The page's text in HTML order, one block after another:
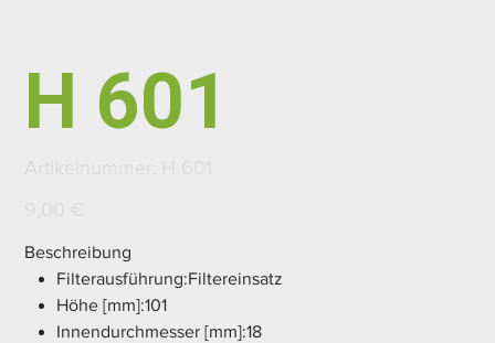
H 601
Beschreibung
Filterausführung:Filtereinsatz
Höhe [mm]:101
Innendurchmesser [mm]:18